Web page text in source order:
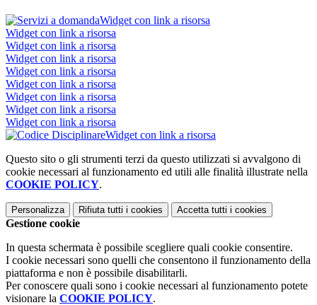
Widget con link a risorsa
Widget con link a risorsa
Widget con link a risorsa
Widget con link a risorsa
Widget con link a risorsa
Widget con link a risorsa
Widget con link a risorsa
Widget con link a risorsa
Widget con link a risorsa
Widget con link a risorsa
Questo sito o gli strumenti terzi da questo utilizzati si avvalgono di
cookie necessari al funzionamento ed utili alle finalità illustrate nella
COOKIE POLICY.
Personalizza Rifiuta tutti i cookies Accetta tutti i cookies
Gestione cookie
In questa schermata è possibile scegliere quali cookie consentire.
I cookie necessari sono quelli che consentono il funzionamento della
piattaforma e non è possibile disabilitarli.
Per conoscere quali sono i cookie necessari al funzionamento potete
visionare la COOKIE POLICY.